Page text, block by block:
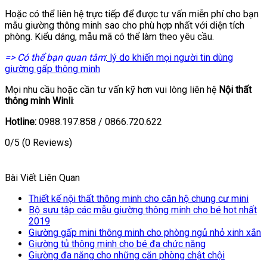
Hoặc có thể liên hệ trực tiếp để được tư vấn miễn phí cho bạn
mẫu giường thông minh sao cho phù hợp nhất với diện tích
phòng. Kiểu dáng, mẫu mã có thể làm theo yêu cầu.
=> Có thể bạn quan tâm: lý do khiến mọi người tin dùng
giường gấp thông minh
Mọi nhu cầu hoặc cần tư vấn kỹ hơn vui lòng liên hệ Nội thất
thông minh Winli:
Hotline: 0988.197.858 / 0866.720.622
0/5 (0 Reviews)
Bài Viết Liên Quan
Thiết kế nội thất thông minh cho căn hộ chung cư mini
Bộ sưu tập các mẫu giường thông minh cho bé hot nhất
2019
Giường gấp mini thông minh cho phòng ngủ nhỏ xinh xắn
Giường tủ thông minh cho bé đa chức năng
Giường đa năng cho những căn phòng chật chội